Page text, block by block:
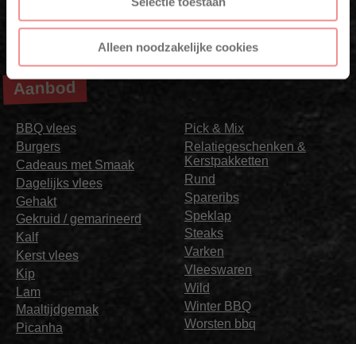
Alleen noodzakelijke cookies
Aanbod
BBQ vlees
Burgers
Cadeaus met Smaak
Dagelijks vlees
Gehakt
Gekruid / gemarineerd
Kalf
Kerst vlees
Kip
Lam
Maaltijdgemak
Picanha
Pick & Mix
Relatiegeschenken &
Kerstpakketten
Rund
Spareribs
Speklap
Steaks
Varken
Vleeswaren
Wild
Winter BBQ
Worsten bbq